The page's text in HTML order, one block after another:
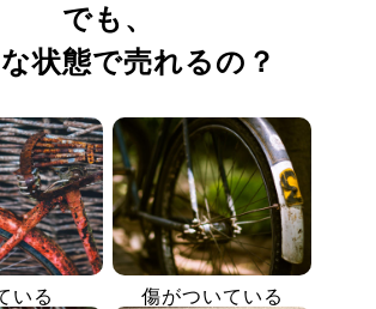
でも、
状態で売れるの？
いる 傷がついている